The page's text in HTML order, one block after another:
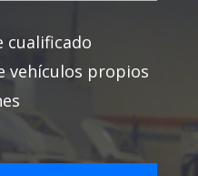
cualificado
vehículos propios